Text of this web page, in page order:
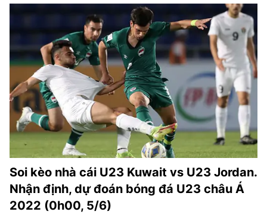
Soi kèo nhà cái U23 Kuwait vs U23 Jordan.
Nhận định, dự đoán bóng đá U23 châu Á
2022 (0h00, 5/6)